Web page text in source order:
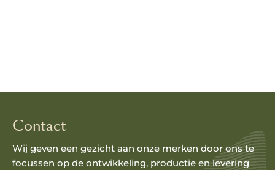
Contact
Wij geven een gezicht aan onze merken door ons te
focussen op de ontwikkeling, productie en levering